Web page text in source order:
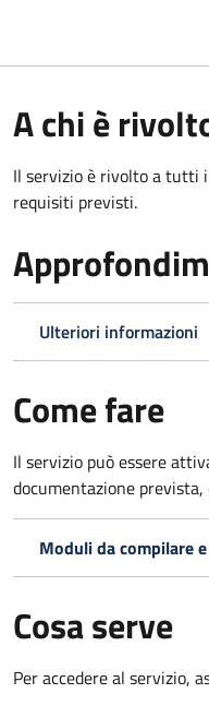
A chi è
Il servizio è rivolto a tutti
requisiti previsti.
Ulteriori informazioni
Come fare
Il servizio può essere
documentazione
Moduli da compilare
Cosa serve
Per accedere al servizio,